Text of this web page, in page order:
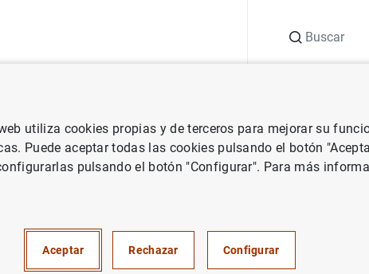
de España Notas de prensa del Banco de España El Banco de
Anual de Investigación
utiliza cookies propias y de terceros para mejorar su
Puede aceptar todas las cookies pulsando el botón
pulsando el botón "Configurar". Para más
Aceptar Rechazar Configurar